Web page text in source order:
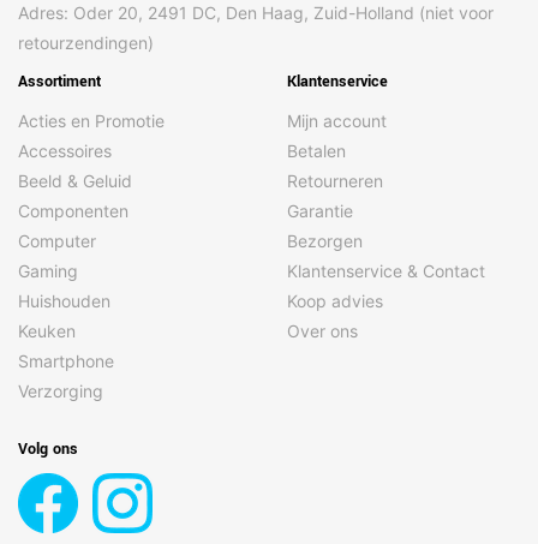
Macrofotografie
beeldsnelheid
Omvang optische
sensor
25,4 / 3,2 mm (1 / 3.2")
Ondersteunde
beeldformaten voor
DNG, HEIF, JPEG
Panorama
Pixelgrootte
achtercamera
8 µm
Pixelgrootte derde
achtercamera
achtercamera
Pixelgrootte
voorcamera
Adres: Oder 20, 2491 DC, Den Haag, Zuid-Holland (niet voor
retourzendingen)
Assortiment
Acties en Promotie
Accessoires
Beeld & Geluid
Componenten
Computer
Gaming
Huishouden
Keuken
Smartphone
Verzorging
Klantenservice
Mijn account
Betalen
Retourneren
Garantie
Bezorgen
Klantenservice & Contact
Koop advies
Over ons
Volg ons